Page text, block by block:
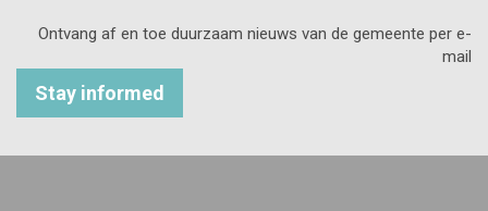
Ontvang af en toe duurzaam nieuws van de gemeente per e-
mail
Stay informed